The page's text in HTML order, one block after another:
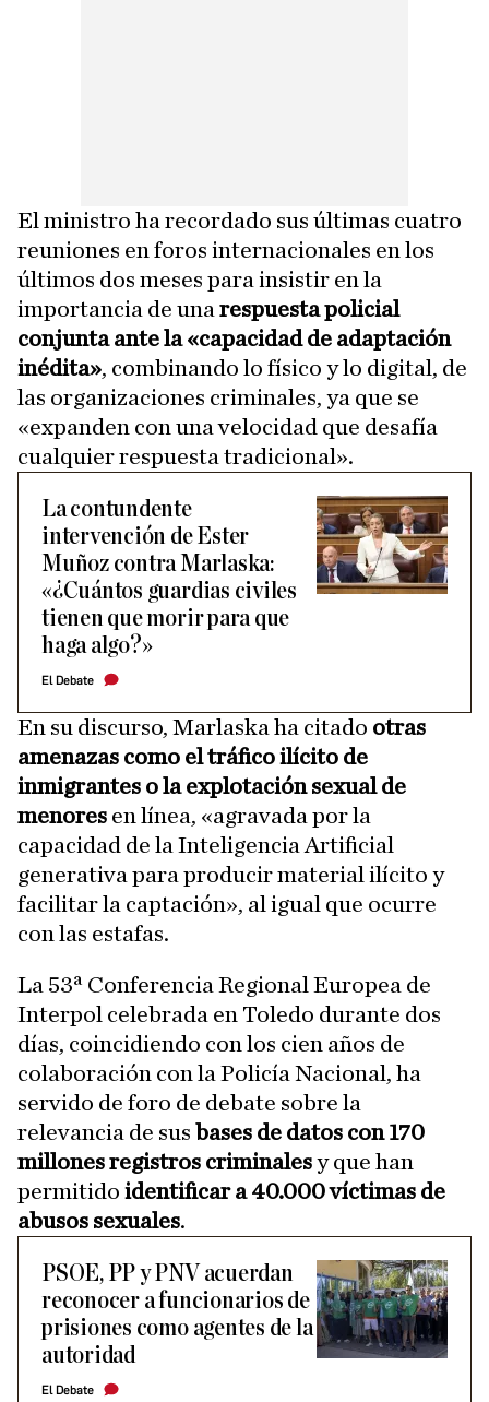
El ministro ha recordado sus últimas cuatro
reuniones en foros internacionales en los
últimos dos meses para insistir en la
importancia de una respuesta policial
conjunta ante la «capacidad de adaptación
inédita», combinando lo físico y lo digital, de
las organizaciones criminales, ya que se
«expanden con una velocidad que desafía
cualquier respuesta tradicional».
La contundente
intervención de Ester
Muñoz contra Marlaska:
«¿Cuántos guardias civiles
tienen que morir para que
haga algo?»
El Debate
En su discurso, Marlaska ha citado otras
amenazas como el tráfico ilícito de
inmigrantes o la explotación sexual de
menores en línea, «agravada por la
capacidad de la Inteligencia Artificial
generativa para producir material ilícito y
facilitar la captación», al igual que ocurre
con las estafas.
La 53ª Conferencia Regional Europea de
Interpol celebrada en Toledo durante dos
días, coincidiendo con los cien años de
colaboración con la Policía Nacional, ha
servido de foro de debate sobre la
relevancia de sus bases de datos con 170
millones registros criminalesy que han
permitido identificar a 40.000 víctimas de
abusos sexuales.
PSOE, PP y PNV acuerdan
reconocer a funcionarios de
prisiones como agentes de la
autoridad
El Debate